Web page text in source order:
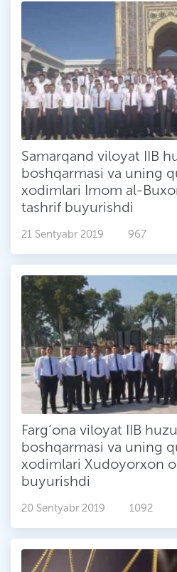
Samarqand viloyat IIB
boshqarmasi va uning
xodimlari Imom al-
tashrif buyurishdi
21 Sentyabr 2019 967
Farg‘ona viloyat IIB
boshqarmasi va uning
xodimlari Xudoyorxon
buyurishdi
20 Sentyabr 2019 1092